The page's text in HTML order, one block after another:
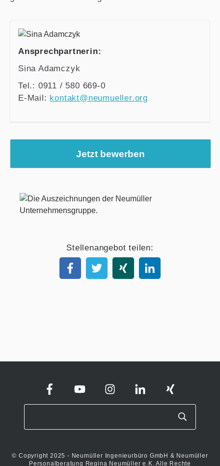
Ansprechpartnerin:
Sina Adamczyk
Tel.: 0911 / 580 669-0
E-Mail: kontakt@neumueller.org
Jetzt bewerben
Stellenangebot teilen:
© Copyright 2025 - Neumüller Ingenieurbüro GmbH & Neumüller
Personalberatung Regina Neumüller e.K. Alle Rechte